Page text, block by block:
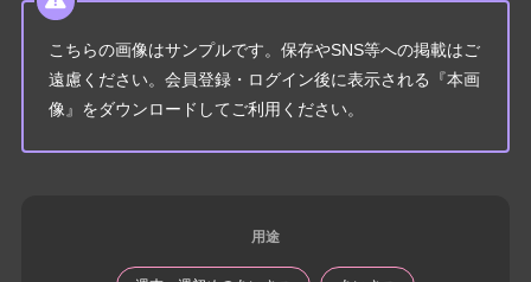
こちらの画像はサンプルです。保存やSNS等への掲載はご
遠慮ください。会員登録・ログイン後に表示される『本画
像』をダウンロードしてご利用ください。
用途